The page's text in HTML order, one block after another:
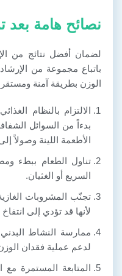
نصائح هامة بعد
لضمان أفضل نتائج من
باتباع مجموعة من
الوزن بطريقة آمنة
الالتزام بالنظام
بدءاً من السوائل
الأطعمة اللينة وصولاً
تناول الطعام ببطء
السريع أو الغثيان.
تجنّب المشروبات
لأنها قد تؤدي إلى
ممارسة النشاط
لدعم عملية فقدان الوزن
المتابعة المستمرة